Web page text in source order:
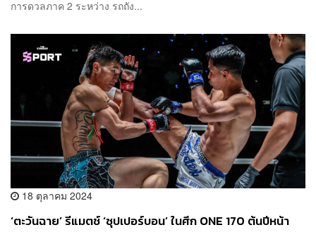
การดวลภาค 2 ระหว่าง รถถัง...
18 ตุลาคม 2024
‘ตะวันฉาย’ รีแมตช์ ‘ซุปเปอร์บอน’ ในศึก ONE 170 ต้นปีหน้า